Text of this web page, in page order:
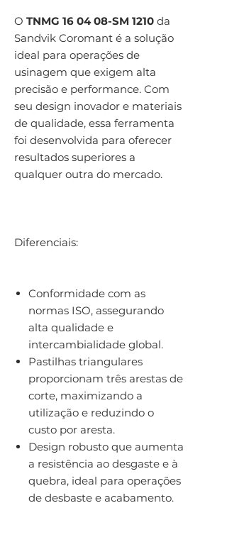
O TNMG 16 04 08-SM 1210 da
Sandvik Coromant é a solução
ideal para operações de
usinagem que exigem alta
precisão e performance. Com
seu design inovador e materiais
de qualidade, essa ferramenta
foi desenvolvida para oferecer
resultados superiores a
qualquer outra do mercado.
Diferenciais:
Conformidade com as
normas ISO, assegurando
alta qualidade e
intercambialidade global.
Pastilhas triangulares
proporcionam três arestas de
corte, maximizando a
utilização e reduzindo o
custo por aresta.
Design robusto que aumenta
a resistência ao desgaste e à
quebra, ideal para operações
de desbaste e acabamento.